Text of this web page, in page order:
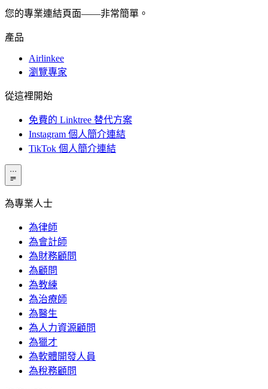
您的專業連結頁面——非常簡單。
產品
Airlinkee
瀏覽專家
從這裡開始
免費的 Linktree 替代方案
Instagram 個人簡介連結
TikTok 個人簡介連結
···
為專業人士
為律師
為會計師
為財務顧問
為顧問
為教練
為治療師
為醫生
為人力資源顧問
為獵才
為軟體開發人員
為稅務顧問